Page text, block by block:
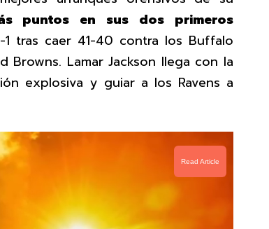
puntos en sus dos primeros
tras caer 41-40 contra los Buffalo
Browns. Lamar Jackson llega con la
explosiva y guiar a los Ravens a
Read Article